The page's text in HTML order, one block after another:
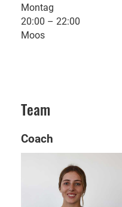
Montag
20:00 – 22:00
Moos
Team
Coach